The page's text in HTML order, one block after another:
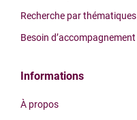
Recherche par thématiques
Besoin d’accompagnement
Informations
À propos